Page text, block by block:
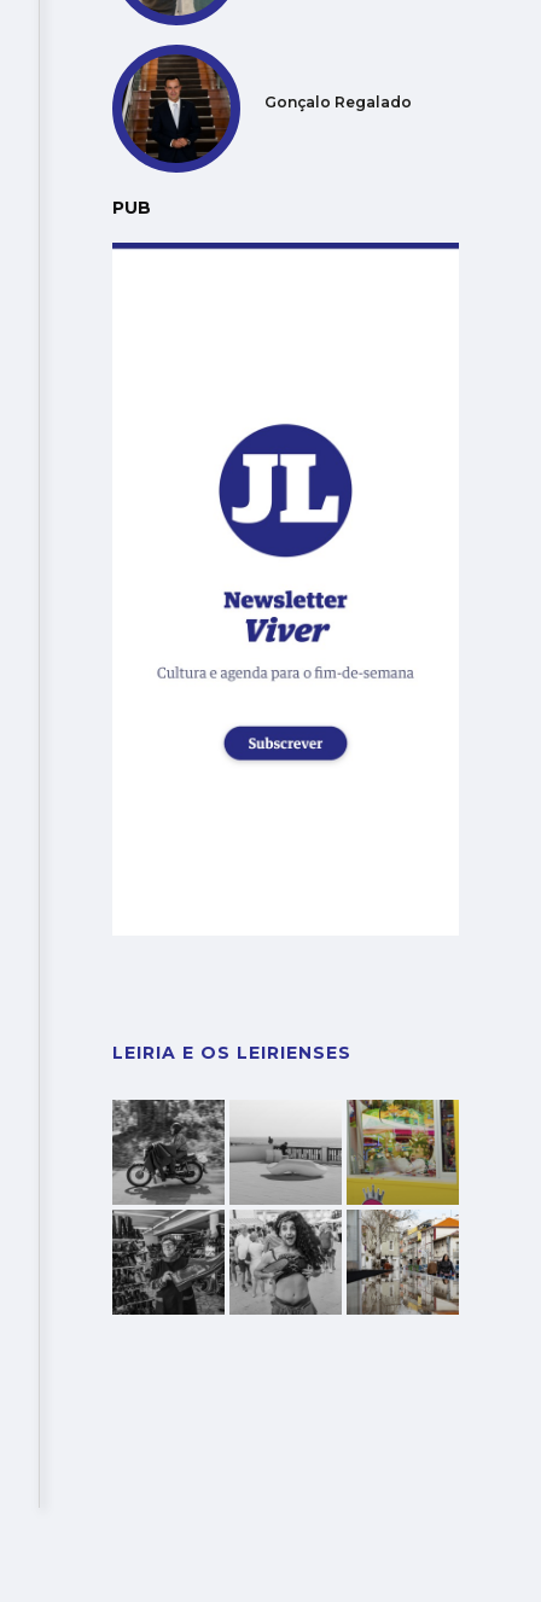
Gonçalo Regalado
PUB
LEIRIA E OS LEIRIENSES